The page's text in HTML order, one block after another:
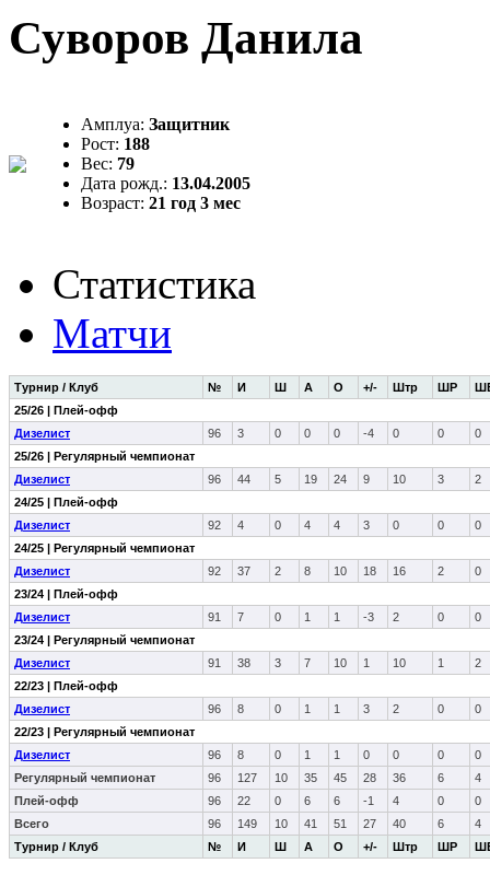
Суворов Данила
Амплуа: Защитник
Рост: 188
Вес: 79
Дата рожд.: 13.04.2005
Возраст: 21 год 3 мес
Статистика
Матчи
Турнир / Клуб № И Ш А О +/- Штр ШР
Турнир / Клуб № И Ш А О +/- Штр ШР
25/26 | Плей-офф
Дизелист
96 3 0 0 0 -4 0 0
0
25/26 | Регулярный чемпионат
Дизелист
96 44 5 19 24 9 10 3
2
24/25 | Плей-офф
Дизелист
92 4 0 4 4 3 0 0
0
24/25 | Регулярный чемпионат
Дизелист
92 37 2 8 10 18 16 2
0
23/24 | Плей-офф
Дизелист
91 7 0 1 1 -3 2 0
0
23/24 | Регулярный чемпионат
Дизелист
91 38 3 7 10 1 10 1
2
22/23 | Плей-офф
Дизелист
96 8 0 1 1 3 2 0
0
22/23 | Регулярный чемпионат
Дизелист
96 8 0 1 1 0 0 0
0
Регулярный чемпионат
96 127 10 35 45 28 36 6
4
Плей-офф
96 22 0 6 6 -1 4 0
0
Всего
96 149 10 41 51 27 40 6 4